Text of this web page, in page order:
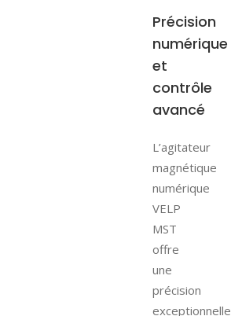
Précision
numérique
et
contrôle
avancé
L’agitateur
magnétique
numérique
VELP
MST
offre
une
précision
exceptionnelle